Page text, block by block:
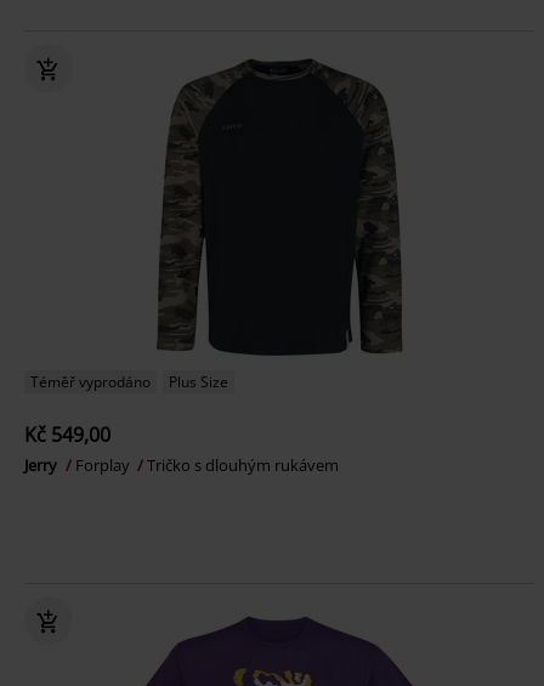
Téměř vyprodáno Plus Size
Kč 549,00
Jerry Forplay Tričko s dlouhým rukávem